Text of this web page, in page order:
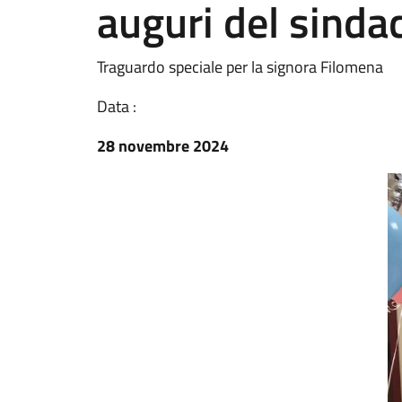
auguri del
Traguardo speciale per la signora Filomena
Data :
28 novembre 2024